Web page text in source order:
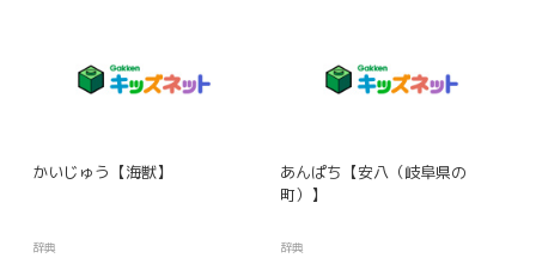
かいじゅう【海獣】
辞典
あんぱち【安八（岐阜県の
町）】
辞典